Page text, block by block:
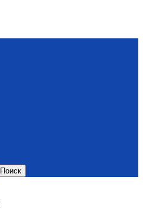
Поиск